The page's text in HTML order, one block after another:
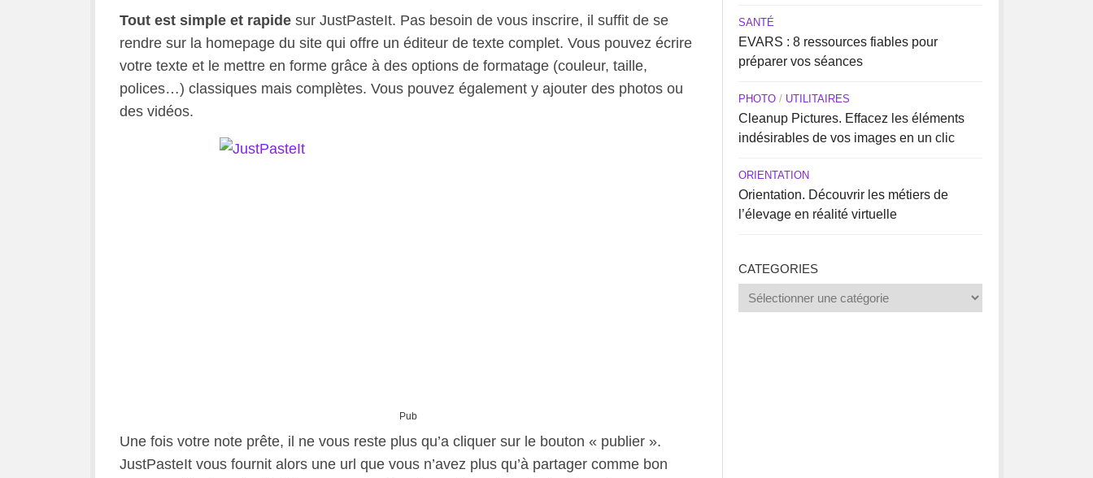
Tout est simple et rapidesur JustPasteIt. Pas besoin de vous inscrire, il suffit de se
rendre sur la homepage du site qui offre un éditeur de texte complet. Vous pouvez écrire
votre texte et le mettre en forme grâce à des options de formatage (couleur, taille,
polices…) classiques mais complètes. Vous pouvez également y ajouter des photos ou
des vidéos.
Pub
Une fois votre note prête, il ne vous reste plus qu’a cliquer sur le bouton « publier ».
JustPasteIt vous fournit alors une url que vous n’avez plus qu’à partager comme bon
SANTÉ
EVARS : 8 ressources fiables pour
préparer vos séances
PHOTO/ UTILITAIRES
Cleanup Pictures. Effacez les éléments
indésirables de vos images en un clic
ORIENTATION
Orientation. Découvrir les métiers de
l’élevage en réalité virtuelle
CATEGORIES
Categories